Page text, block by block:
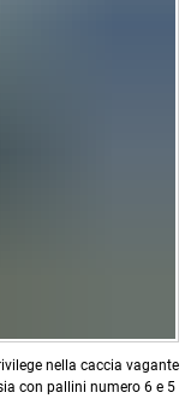
nella caccia vagante
con pallini numero 6 e 5